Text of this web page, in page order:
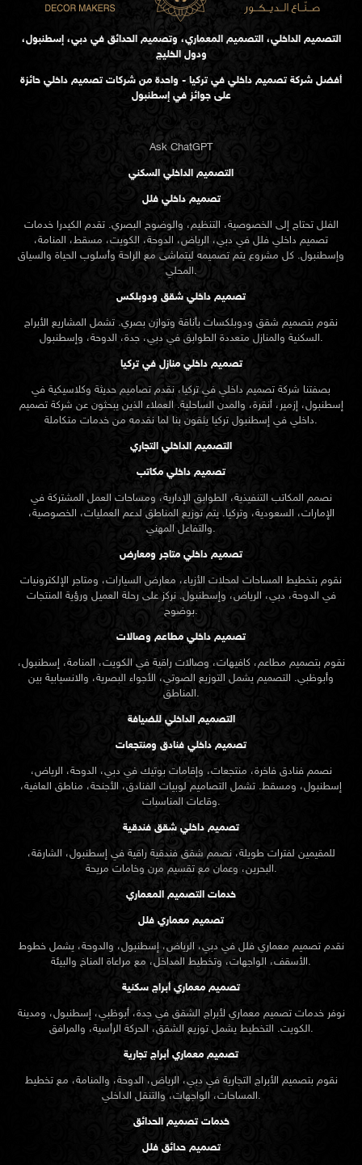
التصميم الداخلي، التصميم المعماري، وتصميم الحدائق في دبي، إسطنبول،
ودول الخليج
أفضل شركة تصميم داخلي في تركيا - واحدة من شركات تصميم داخلي حائزة
على جوائز في إسطنبول
Ask ChatGPT
التصميم الداخلي السكني
تصميم داخلي فلل
الفلل تحتاج إلى الخصوصية، التنظيم، والوضوح البصري. تقدم الكيدرا خدمات
تصميم داخلي فلل في دبي، الرياض، الدوحة، الكويت، مسقط، المنامة،
وإسطنبول. كل مشروع يتم تصميمه ليتماشى مع الراحة وأسلوب الحياة والسياق
المحلي.
تصميم داخلي شقق ودوبلكس
نقوم بتصميم شقق ودوبلكسات بأناقة وتوازن بصري. تشمل المشاريع الأبراج
السكنية والمنازل متعددة الطوابق في دبي، جدة، الدوحة، وإسطنبول.
تصميم داخلي منازل في تركيا
بصفتنا شركة تصميم داخلي في تركيا، نقدم تصاميم حديثة وكلاسيكية في
إسطنبول، إزمير، أنقرة، والمدن الساحلية. العملاء الذين يبحثون عن شركة تصميم
داخلي في إسطنبولتركيا يثقون بنا لما نقدمه من خدمات متكاملة.
التصميم الداخلي التجاري
تصميم داخلي مكاتب
نصمم المكاتب التنفيذية، الطوابق الإدارية، ومساحات العمل المشتركة في
الإمارات، السعودية، وتركيا. يتم توزيع المناطق لدعم العمليات، الخصوصية،
والتفاعل المهني.
تصميم داخلي متاجر ومعارض
نقوم بتخطيط المساحات لمحلات الأزياء، معارض السيارات، ومتاجر الإلكترونيات
في الدوحة، دبي، الرياض، وإسطنبول. نركز على رحلة العميل ورؤية المنتجات
بوضوح.
تصميم داخلي مطاعم وصالات
نقوم بتصميم مطاعم، كافيهات، وصالات راقية في الكويت، المنامة، إسطنبول،
وأبوظبي. التصميم يشمل التوزيع الصوتي، الأجواء البصرية، والانسيابية بين
المناطق.
التصميم الداخلي للضيافة
تصميم داخلي فنادق ومنتجعات
نصمم فنادق فاخرة، منتجعات، وإقامات بوتيك في دبي، الدوحة، الرياض،
إسطنبول، ومسقط. تشمل التصاميم لوبيات الفنادق، الأجنحة، مناطق العافية،
وقاعات المناسبات.
تصميم داخلي شقق فندقية
للمقيمين لفترات طويلة، نصمم شقق فندقية راقية في إسطنبول، الشارقة،
البحرين، وعمان مع تقسيم مرن وخامات مريحة.
خدمات التصميم المعماري
تصميم معماري فلل
نقدمتصميم معماري فلل في دبي، الرياض، إسطنبول، والدوحة، يشمل خطوط
الأسقف، الواجهات، وتخطيط المداخل، مع مراعاة المناخ والبيئة.
تصميم معماري أبراج سكنية
نوفر خدمات تصميم معماري لأبراج الشقق في جدة، أبوظبي، إسطنبول، ومدينة
الكويت. التخطيط يشمل توزيع الشقق، الحركة الرأسية، والمرافق.
تصميم معماري أبراج تجارية
نقوم بتصميم الأبراج التجارية في دبي، الرياض، الدوحة، والمنامة، مع تخطيط
المساحات، الواجهات، والتنقل الداخلي.
خدمات تصميم الحدائق
تصميم حدائق فلل